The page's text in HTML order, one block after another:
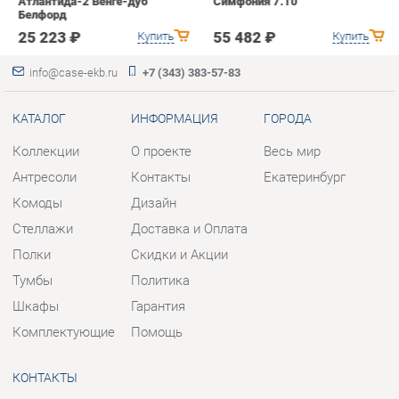
Коллекции
Комоды
Тумбы
Шкафы
Комплектующие
О проекте
Дизайн
Политика
Гарантия
Помощь
Весь мир
КОНТАКТЫ
Шоурум и склад самовывоза
Адрес: г. Березовский, ул.
Ленина, 2
Часы работы: